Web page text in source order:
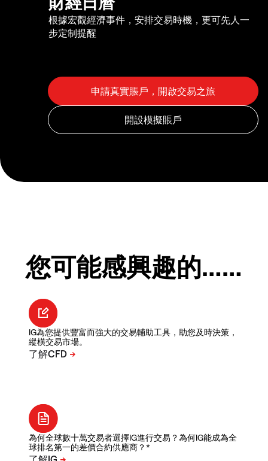
根據宏觀經濟事件，安排交易時機，更可先人一
步定制提醒
您可能感興趣的……
IG為您提供豐富而強大的交易輔助工具，助您及時決策，
縱橫交易市場。
為何全球數十萬交易者選擇IG進行交易？為何IG能成為全
球排名第一的差價合約供應商？*